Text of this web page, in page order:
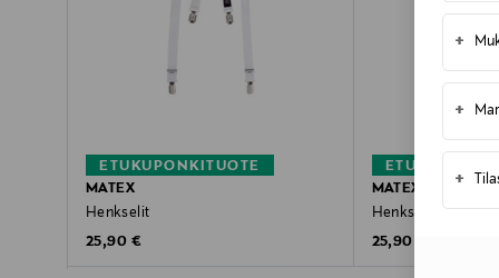
+
+
+
ETUKUPONKITUOTE
MATEX
Henkselit
Original Price
25,90 €
MATEX
Henkselit
Original Price
25,90 €